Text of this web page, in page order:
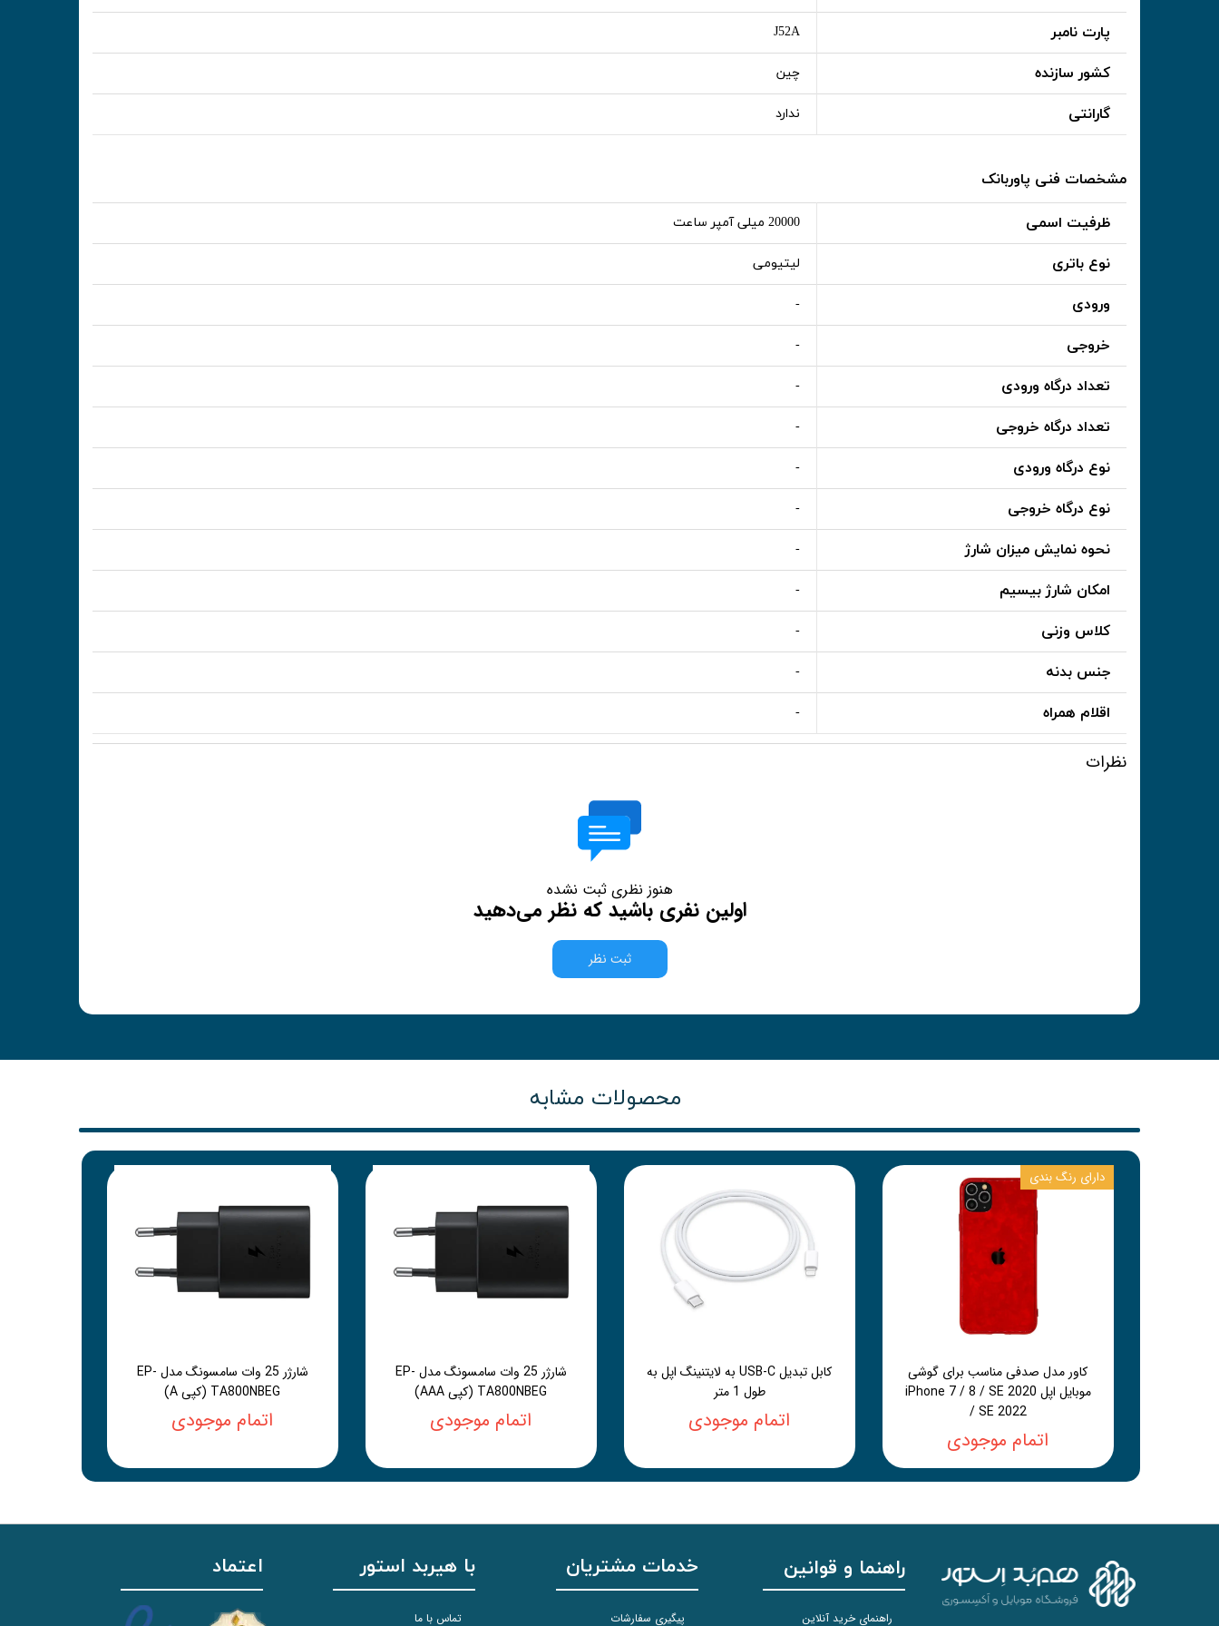
پارت نامبر J52A
کشور سازنده چین
گارانتی ندارد
مشخصات فنی پاوربانک
ظرفیت اسمی 20000 میلی آمپر ساعت
نوع باتری لیتیومی
ورودی -
خروجی -
تعداد درگاه ورودی -
تعداد درگاه خروجی -
نوع درگاه ورودی -
نوع درگاه خروجی -
نحوه نمایش میزان شارژ -
امکان شارژ بیسیم -
کلاس وزنی -
جنس بدنه -
اقلام همراه -
نظرات
هنوز نظری ثبت نشده
اولین نفری باشید که نظر می‌دهید
ثبت نظر
محصولات مشابه
کاور مدل صدفی مناسب برای گوشی
موبایل اپل iPhone 7 / 8 / SE 2020
/ SE 2022
اتمام موجودی
دارای رنگ بندی
کابل تبدیل USB-C به لایتنینگ اپل به
طول 1 متر
اتمام موجودی
شارژر 25 وات سامسونگ مدل EP-
TA800NBEG (کپی AAA)
اتمام موجودی
شارژر 25 وات سامسونگ مدل EP-
TA800NBEG (کپی A)
اتمام موجودی
راهنما و قوانین
راهنمای خرید آنلاین
خدمات مشتریان
پیگیری سفارشات
با هیربد استور
تماس با ما
اعتماد